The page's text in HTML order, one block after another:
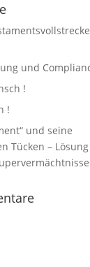
und
!
!
und seine
Tücken –